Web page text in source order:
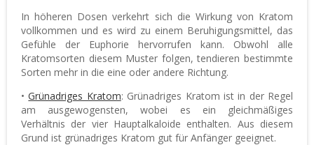
In höheren Dosen verkehrt sich die Wirkung von Kratom
vollkommen und es wird zu einem Beruhigungsmittel, das
Gefühle der Euphorie hervorrufen kann. Obwohl alle
Kratomsorten diesem Muster folgen, tendieren bestimmte
Sorten mehr in die eine oder andere Richtung.
•Grünadriges Kratom: Grünadriges Kratom ist in der Regel
am ausgewogensten, wobei es ein gleichmäßiges
Verhältnis der vier Hauptalkaloide enthalten. Aus diesem
Grund ist grünadriges Kratom gut für Anfänger geeignet.